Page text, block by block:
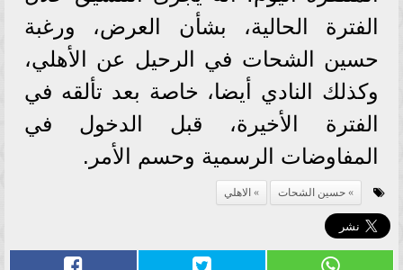
الفترة الحالية، بشأن العرض، ورغبة
حسين الشحات في الرحيل عن الأهلي،
وكذلك النادي أيضا، خاصة بعد تألقه في
الفترة الأخيرة، قبل الدخول في
المفاوضات الرسمية وحسم الأمر.
حسين الشحات الاهلي